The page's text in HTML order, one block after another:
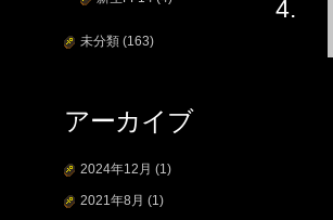
未分類 (163)
アーカイブ
2024年12月 (1)
2021年8月 (1)